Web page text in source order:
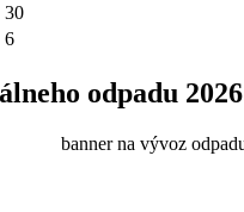
30
6
odpadu 2026